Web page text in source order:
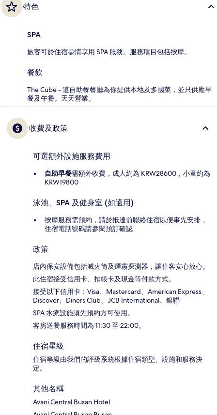
特色
SPA
旅客可於住宿盡情享用 SPA 服務。服務項目包括按摩。
餐飲
The Cube - 這自助餐餐廳為你提供本地及多國菜，並只供應早
餐及午餐。天天營業。
收費及政策
可選額外設施服務費用
自助早餐需額外收費，成人約為 KRW28600，小童約為
KRW19800
泳池、SPA 及健身室 (如適用)
按摩服務需預約，請於抵達前聯絡住宿以便事先安排，
住宿電話號碼請參閱預訂確認
政策
店內保安設備包括滅火筒及煙霧探測器，讓住客安心放心。
此住宿接受信用卡、扣帳卡及現金等付款方式。
接受以下信用卡：Visa、Mastercard、American Express、
Discover、Diners Club、JCB International、銀聯
SPA 水療設施須先預約方可使用。
客房送餐服務時間為 11:30 至 22:00。
住宿星級
住宿等級由我們的評級系統根據住宿類型、設施和服務決
定。
其他名稱
Avani Central Busan Hotel